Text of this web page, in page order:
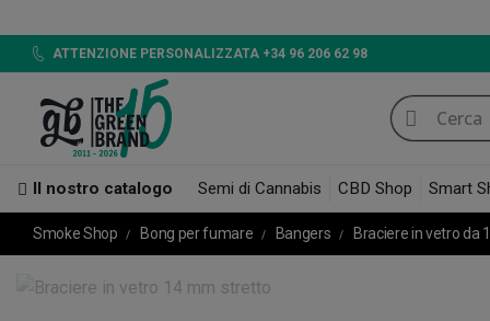
ATTENZIONE PERSONALIZZATA +34 96 206 62 98
Il nostro catalogo Semi di Cannabis CBD Shop Smart
Smoke Shop Bong per fumare Bangers Braciere in vetro da